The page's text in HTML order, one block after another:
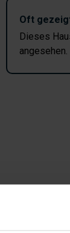
Oft
Dieses
angesehen.